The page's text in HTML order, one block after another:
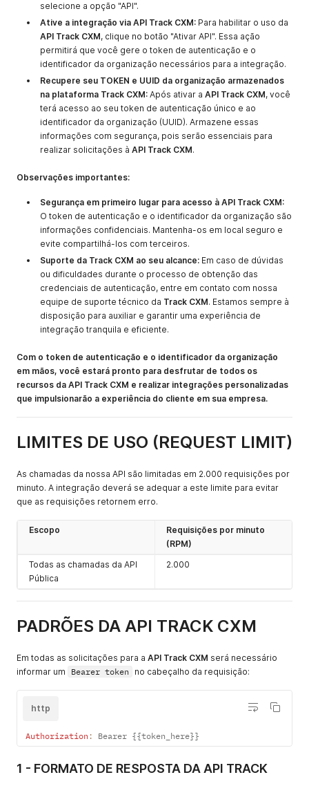
selecione a opção "API".
Ative a integração via API Track CXM: Para habilitar o uso da
API Track CXM, clique no botão "Ativar API". Essa ação
permitirá que você gere o token de autenticação e o
identificador da organização necessários para a integração.
Recupere seu TOKEN e UUID da organização armazenados
na plataforma Track CXM: Após ativar a API Track CXM, você
terá acesso ao seu token de autenticação único e ao
identificador da organização (UUID). Armazene essas
informações com segurança, pois serão essenciais para
realizar solicitações à API Track CXM.
Observações importantes:
Segurança em primeiro lugar para acesso à API Track CXM:
O token de autenticação e o identificador da organização são
informações confidenciais. Mantenha-os em local seguro e
evite compartilhá-los com terceiros.
Suporte da Track CXM ao seu alcance: Em caso de dúvidas
ou dificuldades durante o processo de obtenção das
credenciais de autenticação, entre em contato com nossa
equipe de suporte técnico da Track CXM. Estamos sempre à
disposição para auxiliar e garantir uma experiência de
integração tranquila e eficiente.
Com o token de autenticação e o identificador da organização
em mãos, você estará pronto para desfrutar de todos os
recursos da API Track CXM e realizar integrações personalizadas
que impulsionarão a experiência do cliente em sua empresa.
LIMITES DE USO (REQUEST LIMIT)
As chamadas da nossa API são limitadas em 2.000 requisições por
minuto. A integração deverá se adequar a este limite para evitar
que as requisições retornem erro.
Escopo
Requisições por minuto
(RPM)
Todas as chamadas da API
Pública
2.000
PADRÕES DA API TRACK CXM
Em todas as solicitações para a API Track CXM será necessário
informar um
Bearer token no cabeçalho da requisição:
http
Authorization : Bearer {{token_here}}
1 - FORMATO DE RESPOSTA DA API TRACK